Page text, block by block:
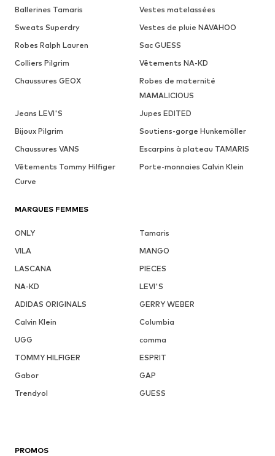
Ballerines Tamaris
Vestes matelassées
Sweats Superdry
Vestes de pluie NAVAHOO
Robes Ralph Lauren
Sac GUESS
Colliers Pilgrim
Vêtements NA-KD
Chaussures GEOX
Robes de maternité
MAMALICIOUS
Jeans LEVI'S
Jupes EDITED
Bijoux Pilgrim
Soutiens-gorge Hunkemöller
Chaussures VANS
Escarpins à plateau TAMARIS
Vêtements Tommy Hilfiger
Curve
Porte-monnaies Calvin Klein
MARQUES FEMMES
ONLY
Tamaris
VILA
MANGO
LASCANA
PIECES
NA-KD
LEVI'S
ADIDAS ORIGINALS
GERRY WEBER
Calvin Klein
Columbia
UGG
comma
TOMMY HILFIGER
ESPRIT
Gabor
GAP
Trendyol
GUESS
PROMOS